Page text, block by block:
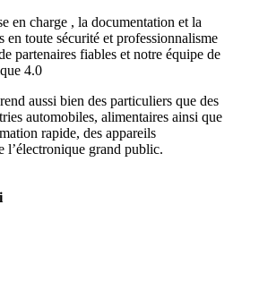
en charge , la documentation et la
en toute sécurité et professionnalisme
partenaires fiables et notre équipe de
4.0
aussi bien des particuliers que des
automobiles, alimentaires ainsi que
rapide, des appareils
l’électronique grand public.